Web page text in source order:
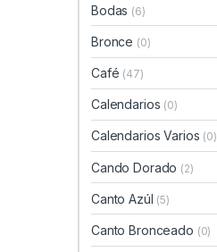
Bodas (6)
Bronce (0)
Café (47)
Calendarios (0)
Calendarios Varios (0)
Cando Dorado (2)
Canto Azúl (5)
Canto Bronceado (0)